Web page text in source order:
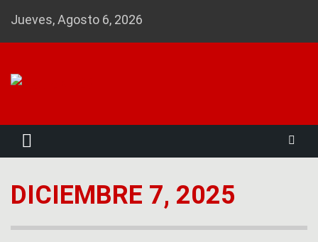
Jueves, Agosto 6, 2026
DICIEMBRE 7, 2025